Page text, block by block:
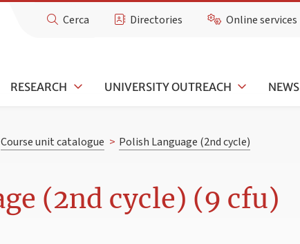
Cerca Directories Online services
RESEARCH UNIVERSITY OUTREACH NEWS
Course unit catalogue > Polish Language (2nd cycle)
(2nd cycle) (9 cfu)